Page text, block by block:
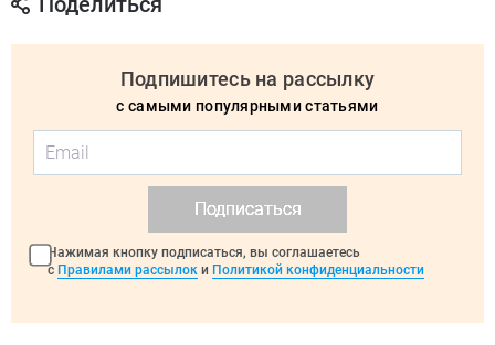
Подпишитесь на рассылку
с самыми популярными статьями
Подписаться
Нажимая кнопку подписаться, вы соглашаетесь
с Правилами рассылок и Политикой конфиденциальности